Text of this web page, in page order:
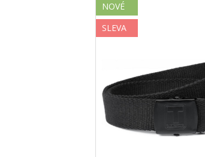
NOVÉ
SLEVA